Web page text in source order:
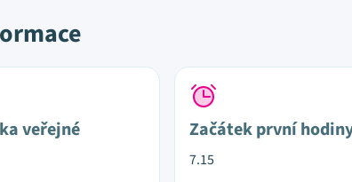
veřejné
Začátek první
7.15